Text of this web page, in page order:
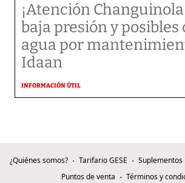
¡Atención
baja presión y posibles
agua por
Idaan
INFORMACIÓN ÚTIL
¿Quiénes somos? Tarifario GESE Suplementos
Puntos de venta
Términos y